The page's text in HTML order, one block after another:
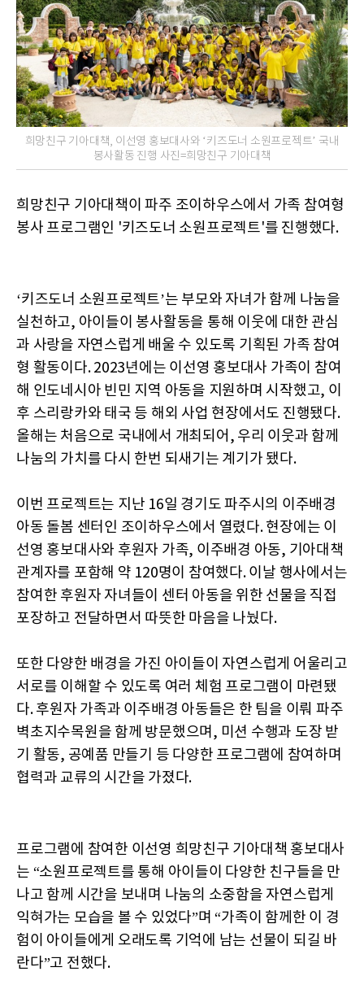
희망친구 기아대책, 이선영 홍보대사와 ‘키즈도너 소원프로젝트’ 국내
봉사활동 진행 사진=희망친구 기아대책
희망친구 기아대책이 파주 조이하우스에서 가족 참여형
봉사 프로그램인 '키즈도너 소원프로젝트'를 진행했다.
‘키즈도너 소원프로젝트’는 부모와 자녀가 함께 나눔을
실천하고, 아이들이 봉사활동을 통해 이웃에 대한 관심
과 사랑을 자연스럽게 배울 수 있도록 기획된 가족 참여
형 활동이다. 2023년에는 이선영 홍보대사 가족이 참여
해 인도네시아 빈민 지역 아동을 지원하며 시작했고, 이
후 스리랑카와 태국 등 해외 사업 현장에서도 진행됐다.
올해는 처음으로 국내에서 개최되어, 우리 이웃과 함께
나눔의 가치를 다시 한번 되새기는 계기가 됐다.
이번 프로젝트는 지난 16일 경기도 파주시의 이주배경
아동 돌봄 센터인 조이하우스에서 열렸다. 현장에는 이
선영 홍보대사와 후원자 가족, 이주배경 아동, 기아대책
관계자를 포함해 약 120명이 참여했다. 이날 행사에서는
참여한 후원자 자녀들이 센터 아동을 위한 선물을 직접
포장하고 전달하면서 따뜻한 마음을 나눴다.
또한 다양한 배경을 가진 아이들이 자연스럽게 어울리고
서로를 이해할 수 있도록 여러 체험 프로그램이 마련됐
다. 후원자 가족과 이주배경 아동들은 한 팀을 이뤄 파주
벽초지수목원을 함께 방문했으며, 미션 수행과 도장 받
기 활동, 공예품 만들기 등 다양한 프로그램에 참여하며
협력과 교류의 시간을 가졌다.
프로그램에 참여한 이선영 희망친구 기아대책 홍보대사
는 “소원프로젝트를 통해 아이들이 다양한 친구들을 만
나고 함께 시간을 보내며 나눔의 소중함을 자연스럽게
익혀가는 모습을 볼 수 있었다”며 “가족이 함께한 이 경
험이 아이들에게 오래도록 기억에 남는 선물이 되길 바
란다”고 전했다.